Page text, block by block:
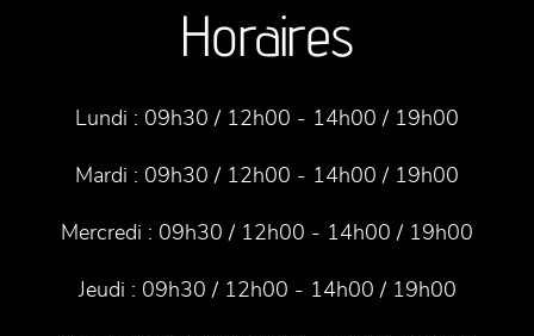
Horaires
Lundi : 09h30 / 12h00 - 14h00 / 19h00
Mardi : 09h30 / 12h00 - 14h00 / 19h00
Mercredi : 09h30 / 12h00 - 14h00 / 19h00
Jeudi : 09h30 / 12h00 - 14h00 / 19h00